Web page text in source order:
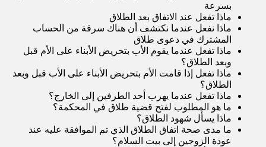
بسرعة
ماذا تفعل عند الاتفاق بعد الطلاق
ماذا نفعل عندما نكتشف أن هناك سرقة من الحساب
المشترك في دعوى طلاق
ماذا تفعل عندما يقوم الأب بتحريض الأبناء على الأم قبل
وبعد الطلاق؟
ماذا تفعل إذا قامت الأم بتحريض الأبناء على الأب قبل وبعد
الطلاق؟
ماذا تفعل عندما يهرب أحد الطرفين إلى الخارج؟
ما هو المطلوب لفتح قضية طلاق في المحكمة؟
ماذا يسأل شهود الطلاق؟
ما مدى صحة اتفاق الطلاق الذي تم الموافقة عليه عند
عودة الزوجين إلى بيت السلام؟